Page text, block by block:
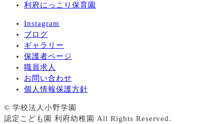
利府にっこり保育園
Instagram
ブログ
ギャラリー
保護者ページ
職員求人
お問い合わせ
個人情報保護方針
© 学校法人小野学園
認定こども園 利府幼稚園 All Rights Reserved.